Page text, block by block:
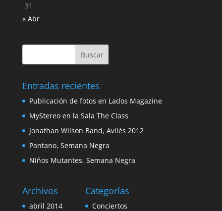
31
« Abr
Entradas recientes
Publicación de fotos en Lados Magazine
MyStereo en la Sala The Class
Jonathan Wilson Band, Avilés 2012
Pantano, Semana Negra
Niños Mutantes, Semana Negra
Archivos
abril 2014
Categorías
Conciertos